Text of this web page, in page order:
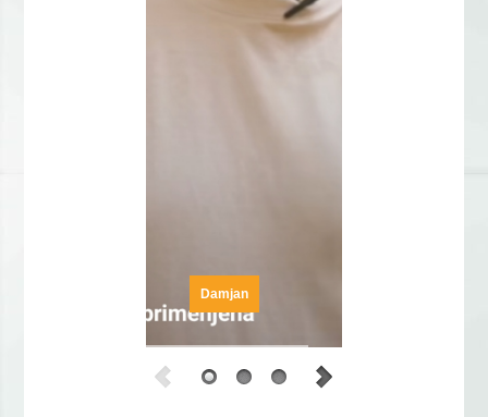
Damjan